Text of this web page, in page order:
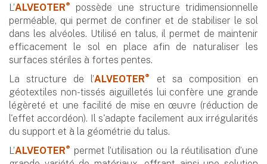
L’ALVEOTER®
possède une structure tridimensionnelle
perméable, qui permet de confiner et de stabiliser le sol
dans les alvéoles. Utilisé en talus, il permet de maintenir
efficacement le sol en place afin de naturaliser les
surfaces stériles à fortes pentes.
La structure de l’ALVEOTER®
et sa composition en
géotextiles non-tissés aiguilletés lui confère une grande
légèreté et une facilité de mise en œuvre (réduction de
l'effet accordéon). Il s'adapte facilement aux irrégularités
du support et à la géométrie du talus.
L’ALVEOTER® permet l’utilisation ou la réutilisation d’une